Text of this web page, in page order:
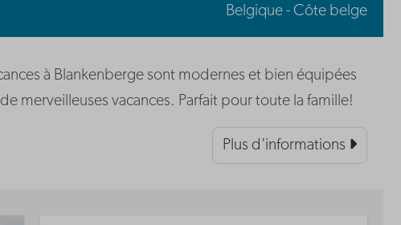
Belgique - Côte belge
à Blankenberge sont modernes et bien équipées
merveilleuses vacances. Parfait pour toute la famille!
Plus d'informations